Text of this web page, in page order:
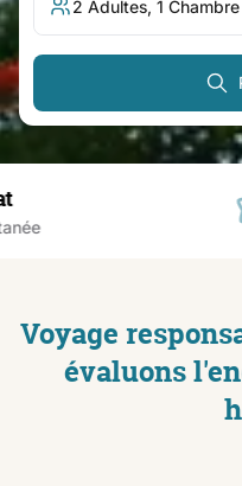
Voyage
évaluons